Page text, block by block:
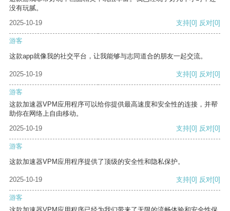
没有玩腻。
2025-10-19
支持[0] 反对[0]
游客
这款app就像我的社交平台，让我能够与志同道合的朋友一起交流。
2025-10-19 支持[0] 反对[0]
游客
这款加速器VPM应用程序可以给你提供最高速度和安全性的连接，并帮
助你在网络上自由移动。
2025-10-19
支持[0] 反对[0]
游客
这款加速器VPM应用程序提供了顶级的安全性和隐私保护。
2025-10-19 支持[0] 反对[0]
游客